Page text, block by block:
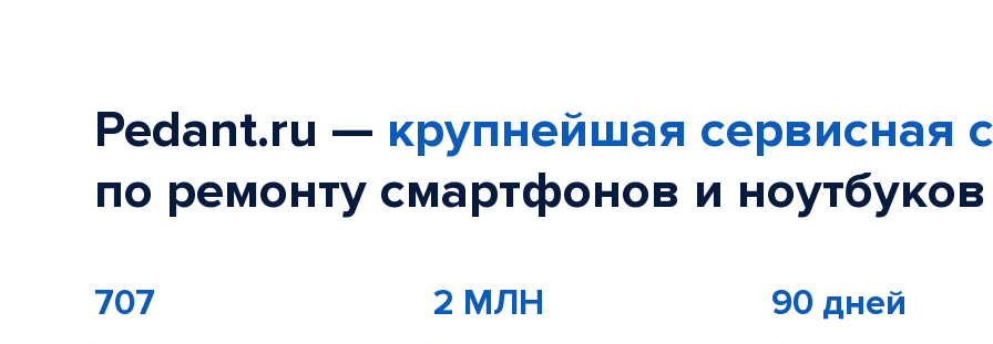
Pedant.ru — крупнейшая сервисная
по ремонту смартфонов и
707 2 МЛН 90 дней